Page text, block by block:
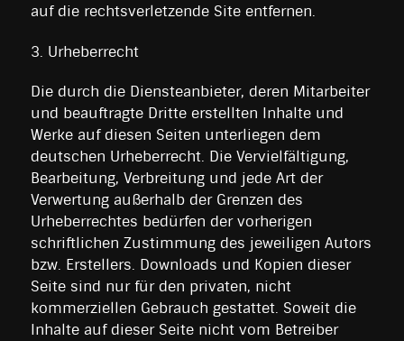
auf die rechtsverletzende Site entfernen.
3. Urheberrecht
Die durch die Diensteanbieter, deren Mitarbeiter
und beauftragte Dritte erstellten Inhalte und
Werke auf diesen Seiten unterliegen dem
deutschen Urheberrecht. Die Vervielfältigung,
Bearbeitung, Verbreitung und jede Art der
Verwertung außerhalb der Grenzen des
Urheberrechtes bedürfen der vorherigen
schriftlichen Zustimmung des jeweiligen Autors
bzw. Erstellers. Downloads und Kopien dieser
Seite sind nur für den privaten, nicht
kommerziellen Gebrauch gestattet. Soweit die
Inhalte auf dieser Seite nicht vom Betreiber